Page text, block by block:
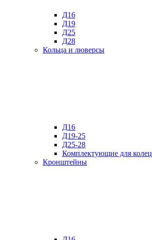
Д16
Д19
Д25
Д28
Кольца и люверсы
Д16
Д19-25
Д25-28
Комплектующие для колец
Кронштейны